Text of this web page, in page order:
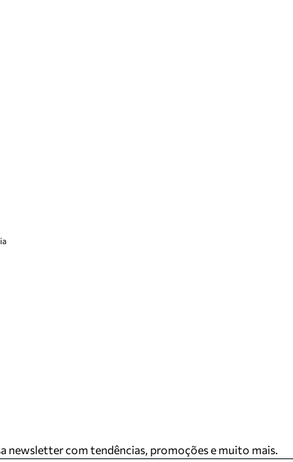
newsletter com tendências, promoções e muito mais.